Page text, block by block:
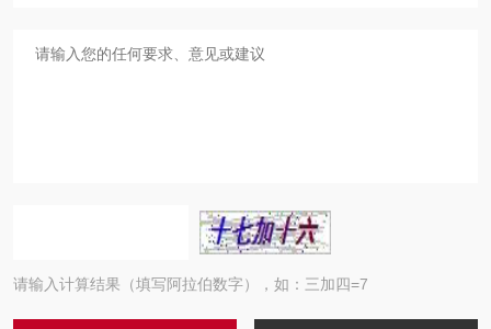
请输入计算结果（填写阿拉伯数字），如：三加四=7